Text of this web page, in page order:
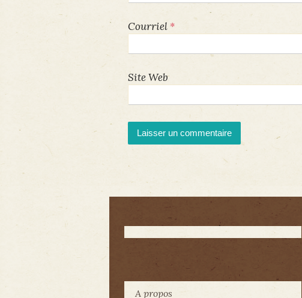
Courriel *
Site Web
A propos